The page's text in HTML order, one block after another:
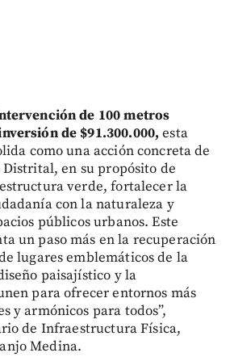
de 100 metros
de $91.300.000,esta
como una acción concreta de
en su propósito de
verde, fortalecer la
con la naturaleza y
públicos urbanos. Este
un paso más en la recuperación
lugares emblemáticos de la
paisajístico y la
para ofrecer entornos más
y armónicos para todos”,
de Infraestructura Física,
Medina.